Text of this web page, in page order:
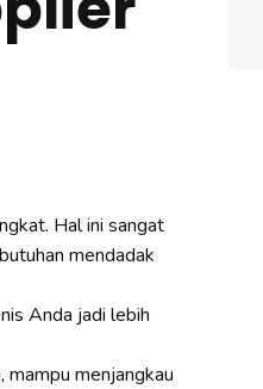
Hal ini sangat
mendadak
Anda jadi lebih
mampu menjangkau